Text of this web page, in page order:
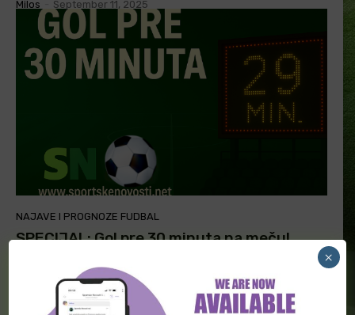
Milos September 11, 2025
NAJAVE I PROGNOZE FUDBAL
SPECIJAL: Gol pre 30 minuta na meču!
September 11, 2025
×